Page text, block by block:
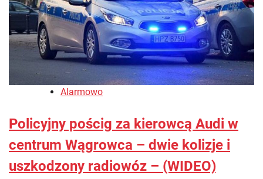
Alarmowo
Policyjny pościg za kierowcą Audi w
centrum Wągrowca – dwie kolizje i
uszkodzony radiowóz – (WIDEO)